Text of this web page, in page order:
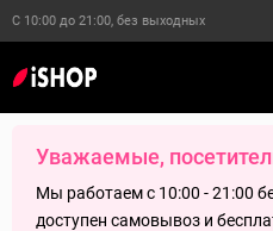
С 10:00 до 21:00, без выходных
Уважаемые,
Мы работаем с 10:00 - 21:00
доступен самовывоз и